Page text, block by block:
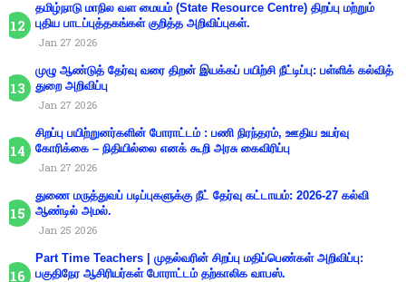
தமிழ்நாடு மாநில வள மையம் (State Resource Centre) திறப்பு மற்றும்
புதிய பாடப்புத்தகங்கள் குறித்த அறிவிப்புகள்.
Jan 27 2026
முழு ஆண்டுத் தேர்வு வரை திறன் இயக்கப் பயிற்சி நீட்டிப்பு: பள்ளிக் கல்வித்
துறை அறிவிப்பு
Jan 27 2026
சிறப்பு பயிற்றுனர்களின் போராட்டம் : பணி நிரந்தரம், ஊதிய உயர்வு
கோரிக்கை – நிதியில்லை எனக் கூறி அரசு கைவிரிப்பு
Jan 27 2026
துணை மருத்துவப் படிப்புகளுக்கு நீட் தேர்வு கட்டாயம்: 2026-27 கல்வி
ஆண்டில் அமல்.
Jan 25 2026
Part Time Teachers | முதல்வரின் சிறப்பு மதிப்பெண்கள் அறிவிப்பு:
பகுதிநேர ஆசிரியர்கள் போராட்டம் தற்காலிக வாபஸ்.